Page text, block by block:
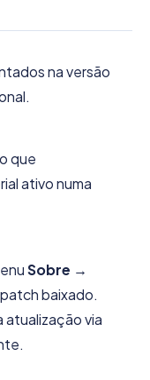
na versão
que
ativo numa
Sobre →
baixado.
atualização via